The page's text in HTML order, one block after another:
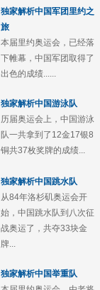
独家解析中国军团里约之
旅
本届里约奥运会，已经落
下帷幕，中国军团取得了
出色的成绩......
独家解析中国游泳队
历届奥运会上，中国游泳
队一共拿到了12金17银8
铜共37枚奖牌的成绩...
独家解析中国跳水队
从84年洛杉矶奥运会开
始，中国跳水队到八次征
战奥运了，共夺33块金
牌...
独家解析中国举重队